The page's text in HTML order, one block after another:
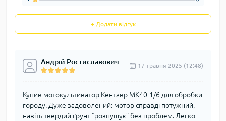
+ Додати відгук
Андрій Ростиславович 17 травня 2025 (12:48)
Купив мотокультиватор Кентавр МК40-1/6 для обробки
городу. Дуже задоволений: мотор справді потужний,
навіть твердий ґрунт “розпушує” без проблем. Легко